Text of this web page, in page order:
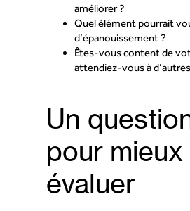
améliorer ?
Quel élément pourrait
d’épanouissement ?
Êtes-vous content de
attendiez-vous à
Un
pour mieux
évaluer